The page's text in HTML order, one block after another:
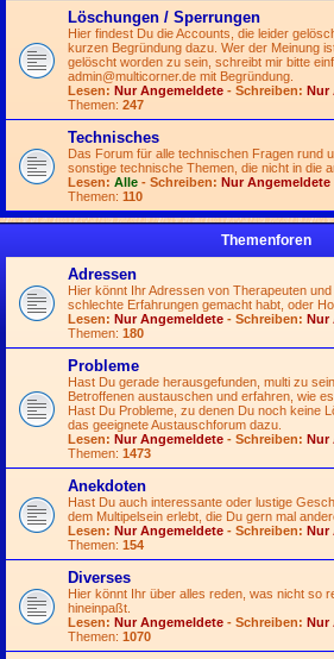
Löschungen / Sperrungen
Hier findest Du die Accounts, die leider
kurzen Begründung dazu. Wer der Meinung
gelöscht worden zu sein, schreibt mir bitte
admin@multicorner.de mit Begründung.
Lesen: Nur Angemeldete - Schreiben: Nur
Themen: 247
Technisches
Das Forum für alle technischen Fragen rund
sonstige technische Themen, die nicht in die
Lesen: Alle - Schreiben: Nur Angemeldete
Themen: 110
Themenforen
Adressen
Hier könnt Ihr Adressen von Therapeuten
schlechte Erfahrungen gemacht habt, oder
Lesen: Nur Angemeldete - Schreiben: Nur
Themen: 180
Probleme
Hast Du gerade herausgefunden, multi zu
Betroffenen austauschen und erfahren, wie
Hast Du Probleme, zu denen Du noch keine
das geeignete Austauschforum dazu.
Lesen: Nur Angemeldete - Schreiben: Nur
Themen: 1473
Anekdoten
Hast Du auch interessante oder lustige
dem Multipelsein erlebt, die Du gern mal
Lesen: Nur Angemeldete - Schreiben: Nur
Themen: 154
Diverses
Hier könnt Ihr über alles reden, was nicht so
hineinpaßt.
Lesen: Nur Angemeldete - Schreiben: Nur
Themen: 1070